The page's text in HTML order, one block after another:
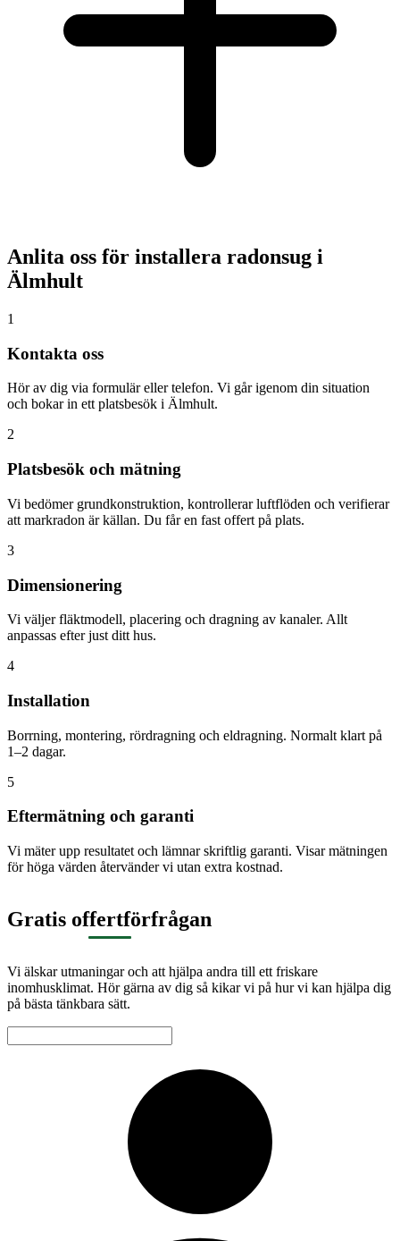
Anlita oss för installera radonsug i
Älmhult
1
Kontakta oss
Hör av dig via formulär eller telefon. Vi går igenom din situation
och bokar in ett platsbesök i Älmhult.
2
Platsbesök och mätning
Vi bedömer grundkonstruktion, kontrollerar luftflöden och verifierar
att markradon är källan. Du får en fast offert på plats.
3
Dimensionering
Vi väljer fläktmodell, placering och dragning av kanaler. Allt
anpassas efter just ditt hus.
4
Installation
Borrning, montering, rördragning och eldragning. Normalt klart på
1–2 dagar.
5
Eftermätning och garanti
Vi mäter upp resultatet och lämnar skriftlig garanti. Visar mätningen
för höga värden återvänder vi utan extra kostnad.
Gratis offertförfrågan
Vi älskar utmaningar och att hjälpa andra till ett friskare
inomhusklimat. Hör gärna av dig så kikar vi på hur vi kan hjälpa dig
på bästa tänkbara sätt.